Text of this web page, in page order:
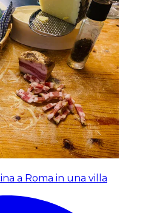
a Roma in una villa